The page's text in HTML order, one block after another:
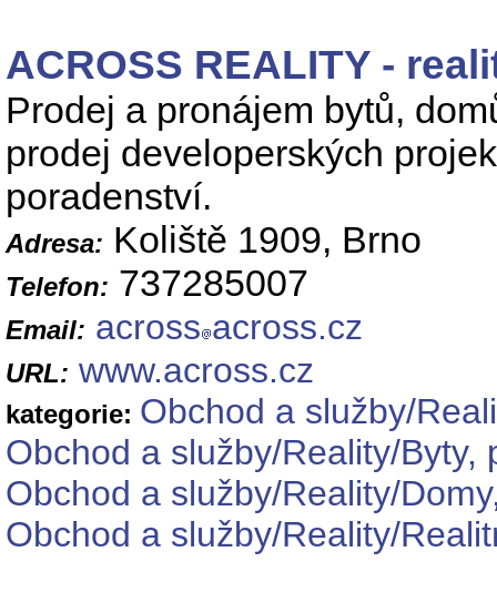
ACROSS REALITY -
Prodej a pronájem bytů,
prodej developerských
poradenství.
Adresa: Koliště 1909, Brno
Telefon: 737285007
Email: across across.cz
URL: www.across.cz
kategorie: Obchod a služby/
Obchod a služby/Reality/Byty,
Obchod a služby/Reality/
Obchod a služby/Reality/